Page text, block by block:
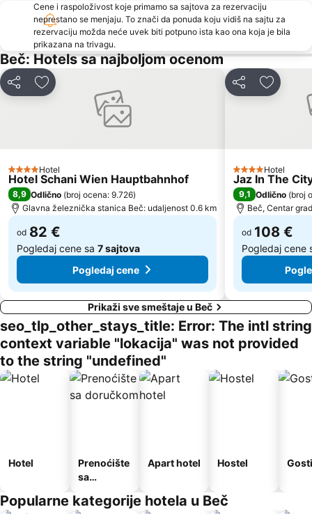
Bahnhof Südtiroler Platz
Stadion Center
Arsenal
Albertina
Wiener U-Bahn
Alter Bahnhof Stammersdorf - Stammersdorfer Bahnhofspark
Casablanca
Silvesterpfad
Wien Mitte - The Mall
Franz-Josefs-Bahnhof
Alsergrund
Pfarre Maria Geburt am Rennweg
Železnička stanica Beč Meidling
Gerhard Hanappi Stadion
Josefsplatz
Cene i raspoloživost koje primamo sa sajtova za rezervaciju
neprestano se menjaju. To znači da ponuda koju vidiš na sajtu za
rezervaciju možda neće uvek biti potpuno ista kao ona koja je bila
prikazana na trivagu.
Beč: Hotels sa najboljom ocenom
Deli Dodati u favorite
4 Zvezdice
Hotel
Hotel Schani Wien Hauptbahnhof
8,9 Odlično (broj ocena: 9.726)
Glavna železnička stanica Beč: udaljenost 0.6 km
od 82 €
Pogledaj cene sa 7 sajtova
Pogledaj cene
Deli Dodati
4 Zvezdice
Hotel
Jaz In The
9,1 Odlično (broj
Beč, Centar
od 108 €
Pogledaj cene
Prikaži sve smeštaje u Beč
seo_tlp_other_stays_title: Error: The intl string
context variable "lokacija" was not provided
to the string "undefined"
Hotel
Prenoćište
sa
Apart hotel Hostel
Popularne kategorije hotela u Beč